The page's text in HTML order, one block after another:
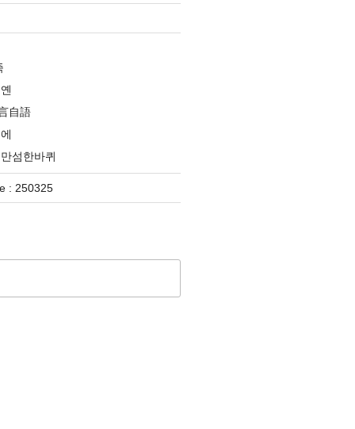
自語
섬한바퀴
: 250325